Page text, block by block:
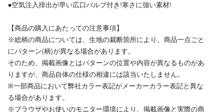
●空気注入排出が早い広口バルブ付き!寒さに強い素材!
【商品の購入にあたっての注意事項】
※総柄の商品については、生地の裁断箇所により、商品一点ごと
にパターン(柄)が異なる場合があります。
そのため、掲載画像とはパターンの位置や内容が異なるものがあ
りますが、商品自体の仕様の相違には該当いたしません。
※一部商品において弊社カラー表記がメーカーカラー表記と異な
る場合があります。
※ブラウザやお使いのモニター環境により、掲載画像と実際の商